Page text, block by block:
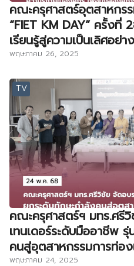
คณะครุศาสตร์อุตสาหกร
“FIET KM DAY” ครั้งที่
เรียนรู้สู่ความเป็นเลิศอย่
พฤษภาคม 26, 2025
TV
คณะครุศาสตร์ฯ มทร.ศรี
เทนเดอร์ระดับมืออาชีพ
คนสู่อุตสาหกรรมการท่อง
พฤษภาคม 24, 2025